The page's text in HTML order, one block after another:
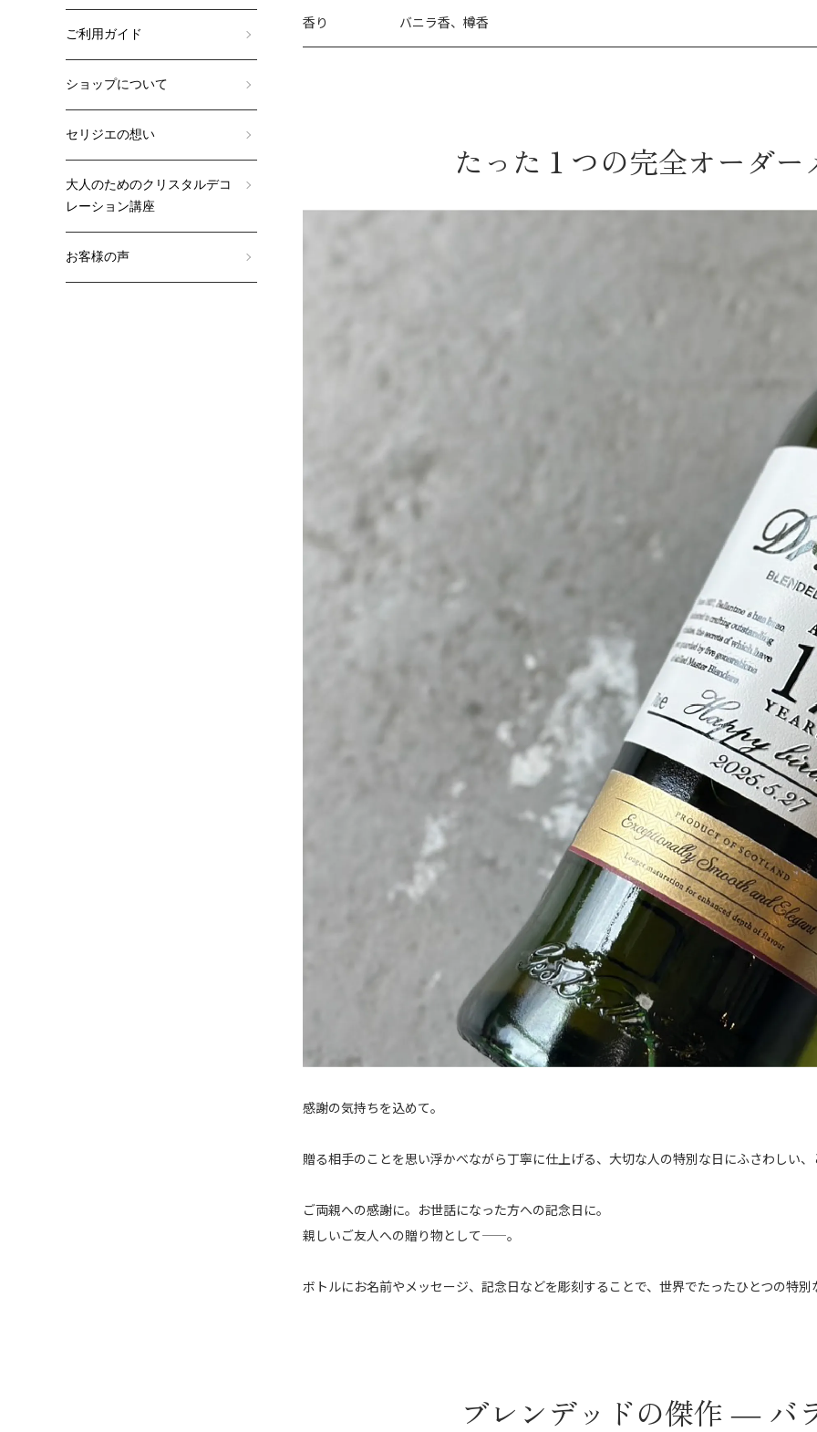
香り バニラ香、樽香
たった１つの完全オーダー
感謝の気持ちを込めて。
贈る相手のことを思い浮かべながら丁寧に仕上げる、大切な人の特別な日にふさわしい、
ご両親への感謝に。お世話になった方への記念日に。
親しいご友人への贈り物として——。
ボトルにお名前やメッセージ、記念日などを彫刻することで、世界でたったひとつの特別
ブレンデッドの傑作 ― バ
ご利用ガイド
ショップについて
セリジエの想い
大人のためのクリスタルデコ
レーション講座
お客様の声